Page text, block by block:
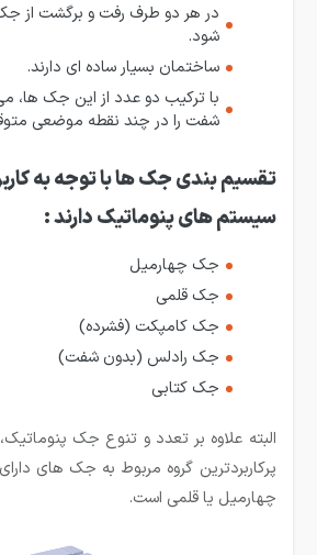
در هر دو طرف رفت و برگشت از
شود.
ساختمان بسیار ساده ای دارند.
با ترکیب دو عدد از این جک ها،
شفت را در چند نقطه موضعی
تقسیم بندی جک ها با توجه به
سیستم های پنوماتیک دارند :
جک چهارمیل
جک قلمی
جک کامپکت (فشرده)
جک رادلس (بدون شفت)
جک کتابی
البته علاوه بر تعدد و تنوع جک
پرکاربردترین گروه مربوط به جک های
چهارمیل یا قلمی است.